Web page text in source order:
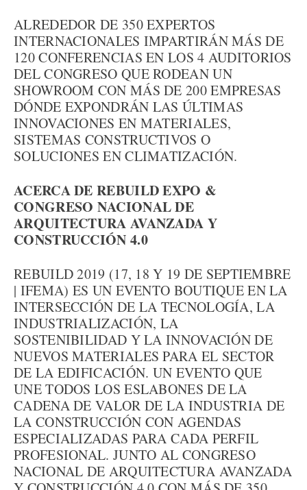
ALREDEDOR DE 350 EXPERTOS
INTERNACIONALES IMPARTIRÁN MÁS DE
120 CONFERENCIAS EN LOS 4 AUDITORIOS
DEL CONGRESO QUE RODEAN UN
SHOWROOM CON MÁS DE 200 EMPRESAS
DÓNDE EXPONDRÁN LAS ÚLTIMAS
INNOVACIONES EN MATERIALES,
SISTEMAS CONSTRUCTIVOS O
SOLUCIONES EN CLIMATIZACIÓN.
ACERCA DE REBUILD EXPO &
CONGRESO NACIONAL DE
ARQUITECTURA AVANZADA Y
CONSTRUCCIÓN 4.0
REBUILD 2019 (17, 18 Y 19 DE SEPTIEMBRE
| IFEMA) ES UN EVENTO BOUTIQUE EN LA
INTERSECCIÓN DE LA TECNOLOGÍA, LA
INDUSTRIALIZACIÓN, LA
SOSTENIBILIDAD Y LA INNOVACIÓN DE
NUEVOS MATERIALES PARA EL SECTOR
DE LA EDIFICACIÓN. UN EVENTO QUE
UNE TODOS LOS ESLABONES DE LA
CADENA DE VALOR DE LA INDUSTRIA DE
LA CONSTRUCCIÓN CON AGENDAS
ESPECIALIZADAS PARA CADA PERFIL
PROFESIONAL. JUNTO AL CONGRESO
NACIONAL DE ARQUITECTURA AVANZADA